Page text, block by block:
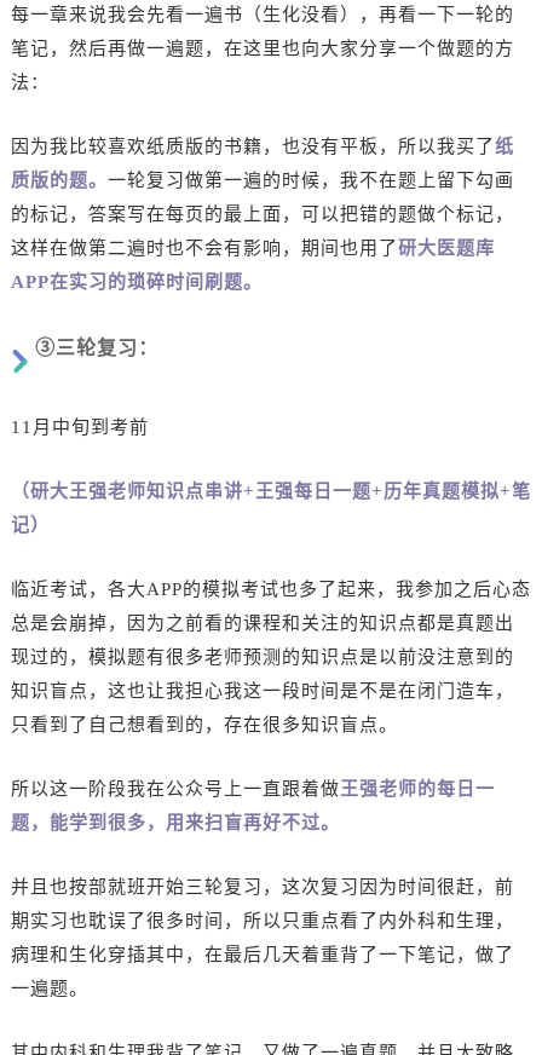
每一章来说我会先看一遍书（生化没看），再看一下一轮的
笔记，然后再做一遍题，在这里也向大家分享一个做题的方
法：
因为我比较喜欢纸质版的书籍，也没有平板，所以我买了纸
质版的题。 一轮复习做第一遍的时候，我不在题上留下勾画
的标记，答案写在每页的最上面，可以把错的题做个标记，
这样在做第二遍时也不会有影响，期间也用了研大医题库
APP在实习的琐碎时间刷题。
③三轮复习：
11月中旬到考前
（研大王强老师知识点串讲+王强每日一题+历年真题模拟+笔
记）
临近考试，各大APP的模拟考试也多了起来，我参加之后心态
总是会崩掉，因为之前看的课程和关注的知识点都是真题出
现过的，模拟题有很多老师预测的知识点是以前没注意到的
知识盲点，这也让我担心我这一段时间是不是在闭门造车，
只看到了自己想看到的，存在很多知识盲点。
所以这一阶段我在公众号上一直跟着做王强老师的每日一
题，能学到很多，用来扫盲再好不过。
并且也按部就班开始三轮复习，这次复习因为时间很赶，前
期实习也耽误了很多时间，所以只重点看了内外科和生理，
病理和生化穿插其中，在最后几天着重背了一下笔记，做了
一遍题。